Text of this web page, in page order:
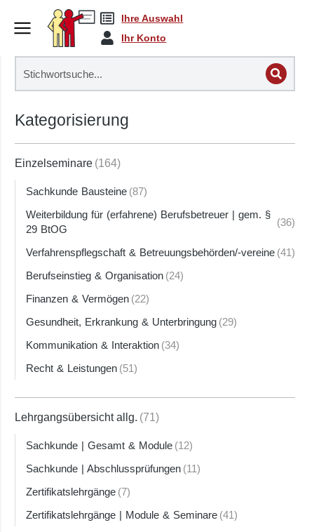
Ihre Auswahl
Ihr Konto
Kategorisierung
Einzelseminare (164)
Sachkunde Bausteine (87)
Weiterbildung für (erfahrene) Berufsbetreuer | gem. §
29 BtOG
(36)
Verfahrenspflegschaft & Betreuungsbehörden/-vereine (41)
Berufseinstieg & Organisation (24)
Finanzen & Vermögen (22)
Gesundheit, Erkrankung & Unterbringung (29)
Kommunikation & Interaktion (34)
Recht & Leistungen (51)
Lehrgangsübersicht allg. (71)
Sachkunde | Gesamt & Module (12)
Sachkunde | Abschlussprüfungen (11)
Zertifikatslehrgänge (7)
Zertifikatslehrgänge | Module & Seminare (41)